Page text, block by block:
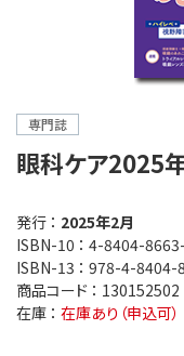
専門誌
眼科ケア2025
発行 ： 2025年2月
ISBN-10 ： 4-8404-
ISBN-13 ： 978-4-8404-
商品コード ： 130152502
在庫 ： 在庫あり（申込可）